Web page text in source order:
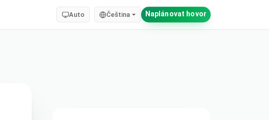
Auto Čeština Naplánovat hovor